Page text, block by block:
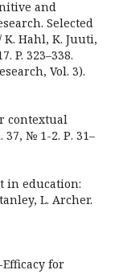
and
Selected
K. Hahl, K. Juuti,
P. 323–338.
Vol. 3).
contextual
37, № 1-2. Р. 31–
in education:
L. Archer.
for